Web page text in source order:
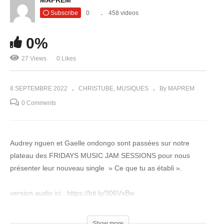
Subscribe 0 458 videos
0%
27 Views 0 Likes
8 SEPTEMBRE 2022 CHRISTUBE MUSIQUES By MAPREM
0 Comments
Audrey nguen et Gaelle ondongo sont passées sur notre
plateau des FRIDAYS MUSIC JAM SESSIONS pour nous
présenter leur nouveau single » Ce que tu as établi ».
version audio ici : https://bit.ly/306VxBw
Fridays music JAM SESSION est une plateforme de